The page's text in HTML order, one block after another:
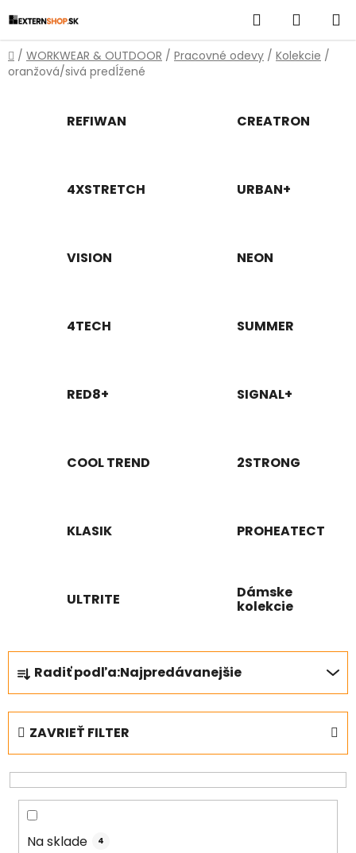
na
obsah
Hľadať
KOŠÍK
Domov
/ WORKWEAR & OUTDOOR / Pracovné odevy / Kolekcie /
oranžová/sivá predĺžené
REFIWAN CREATRON
4XSTRETCH URBAN+
VISION NEON
4TECH SUMMER
RED8+ SIGNAL+
COOL TREND 2STRONG
KLASIK PROHEATECT
ULTRITE Dámske
kolekcie
R
a
d
e
n
e
p
Radiť podľa:Najpredávanejšie
ZAVRIEŤ FILTER
Na sklade 4